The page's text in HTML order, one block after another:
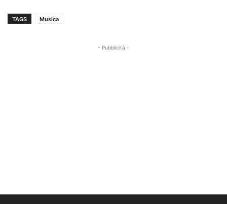
TAGS Musica
- Pubblicità -